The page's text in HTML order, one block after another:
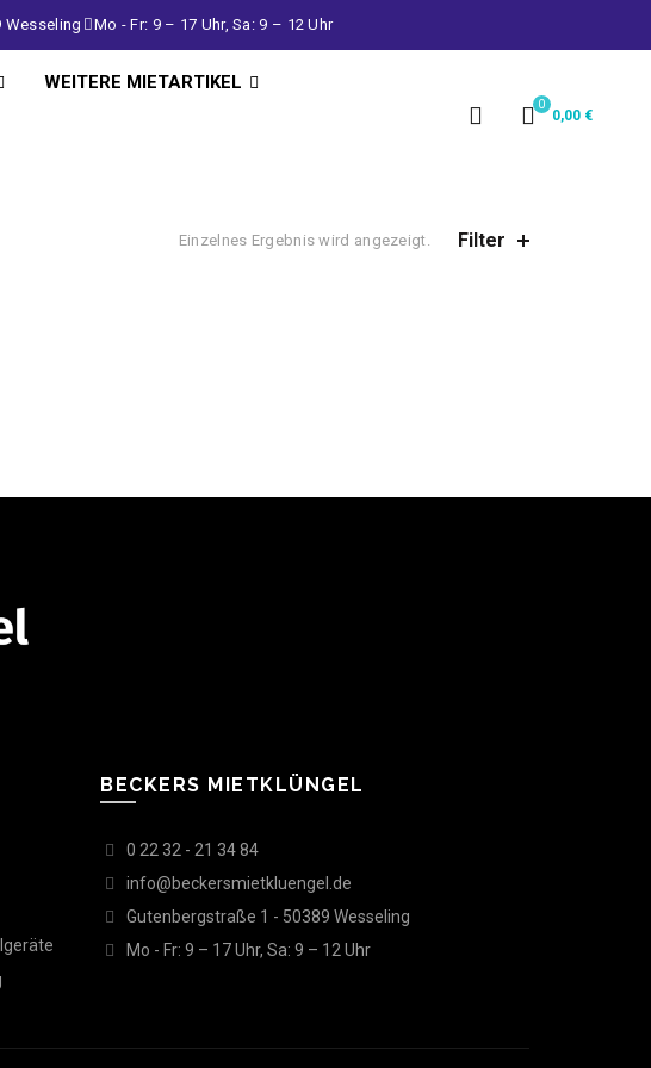
Wesseling Mo - Fr: 9 – 17 Uhr, Sa: 9 – 12 Uhr
WEITERE MIETARTIKEL
0
0,00 €
Einzelnes Ergebnis wird angezeigt. Filter
BECKERS MIETKLÜNGEL
0 22 32 - 21 34 84
info@beckersmietkluengel.de
Gutenbergstraße 1 - 50389 Wesseling
Mo - Fr: 9 – 17 Uhr, Sa: 9 – 12 Uhr